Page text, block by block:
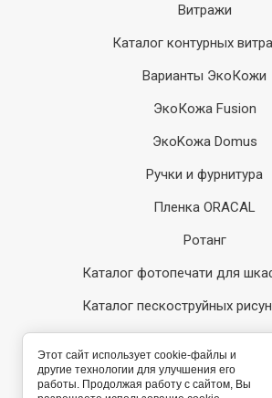
Витражи
Каталог контурных
Варианты ЭкоКожи
ЭкоКожа Fusion
ЭкоKожа Domus
Ручки и фурнитура
Пленка ORACAL
Ротанг
Каталог фотопечати для
Каталог пескоструйных
Каталог пескоструйных
Компания Мегагрупп:
разработка интернет-
Этот сайт использует cookie-файлы и
другие технологии для улучшения его
работы. Продолжая работу с сайтом, Вы